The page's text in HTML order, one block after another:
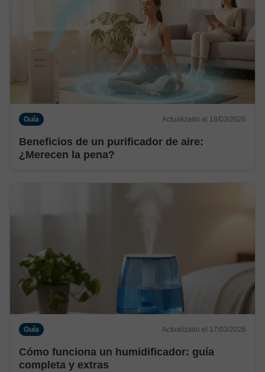
Guía Actualizado el 18/03/2026
Beneficios de un purificador de aire:
¿Merecen la pena?
Guía Actualizado el 17/03/2026
Cómo funciona un humidificador: guía
completa y extras